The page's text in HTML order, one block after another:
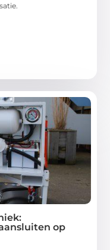
op